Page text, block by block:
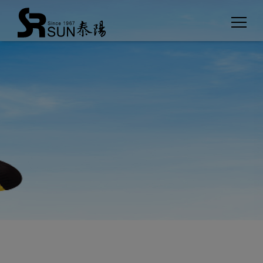
Cookies management panel